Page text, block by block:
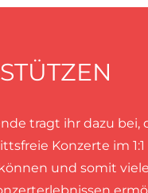
tragt ihr dazu bei,
Konzerte im
und somit